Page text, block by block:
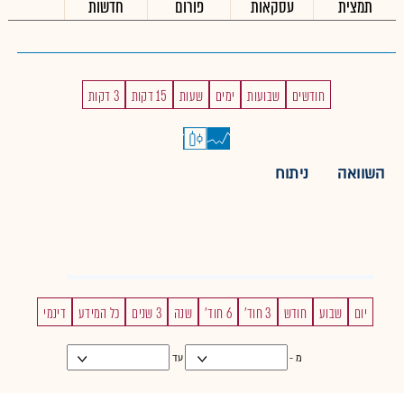
תמצית עסקאות פורום חדשות
חודשים שבועות ימים שעות 15 דקות 3 דקות
השוואה ניתוח
יום שבוע חודש 3 חוד' 6 חוד' שנה 3 שנים כל המידע דינמי
מ - עד